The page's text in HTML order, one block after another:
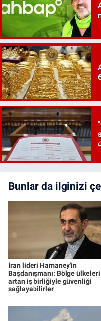
Bunlar da ilginizi
İran lideri Hamaney'in
Başdanışmanı: Bölge ülkeleri
artan iş birliğiyle güvenliği
sağlayabilirler